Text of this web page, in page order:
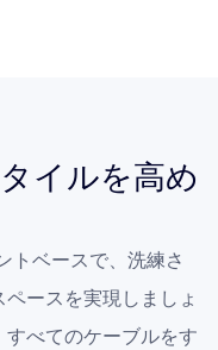
イルを高め
トベースで、洗練さ
ースを実現しましょ
べてのケーブルをす